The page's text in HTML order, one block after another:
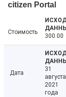
citizen Portal
Стоимость
300.00
Дата
31
августа
2021
года